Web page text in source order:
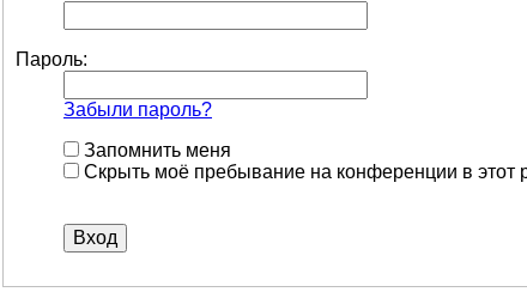
Пароль:
Забыли пароль?
Запомнить меня
Скрыть моё пребывание на конференции в этот